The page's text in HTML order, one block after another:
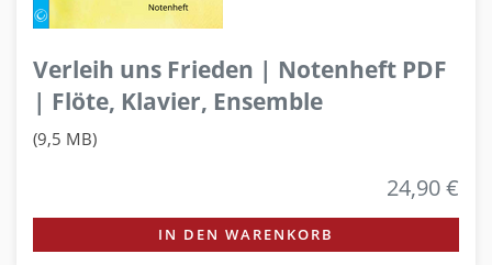
Verleih uns Frieden | Notenheft PDF
| Flöte, Klavier, Ensemble
(9,5 MB)
24,90 €
IN DEN WARENKORB